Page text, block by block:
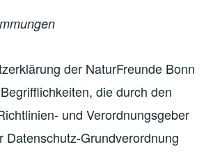
der NaturFreunde Bonn
die durch den
und Verordnungsgeber
Datenschutz-Grundverordnung